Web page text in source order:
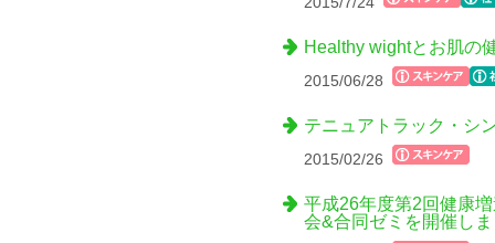
Healthy wightとお肌の
2015/06/28
テニュアトラック・シ
2015/02/26
平成26年度第2回健康
会&合同ゼミを開催し